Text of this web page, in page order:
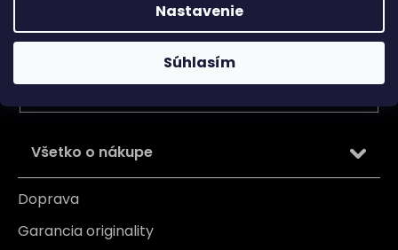
Nastavenie
Súhlasím
Vložením e-mailu súhlasíte spodmienkami ochrany
PRIHLÁSIŤ SA
Všetko o nákupe
Doprava
Garancia originality